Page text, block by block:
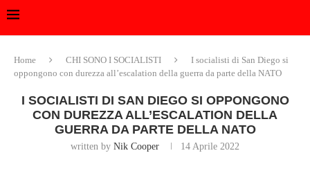
Home CHI SONO I SOCIALISTI
I socialisti di San Diego si
oppongono con durezza all’escalation della guerra da parte della NATO
I SOCIALISTI DI SAN DIEGO SI OPPONGONO
CON DUREZZA ALL’ESCALATION DELLA
GUERRA DA PARTE DELLA NATO
written by Nik Cooper 14 Aprile 2022